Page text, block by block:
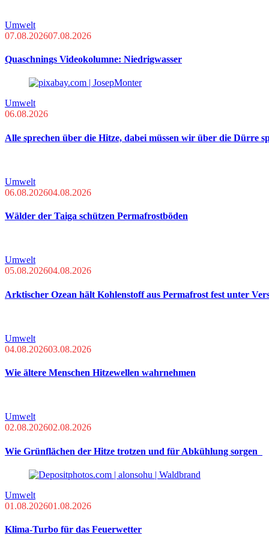
Umwelt
07.08.202607.08.2026
Quaschnings Videokolumne: Niedrigwasser
Umwelt
06.08.2026
Alle sprechen über die Hitze, dabei müssen wir über die Dürre
Umwelt
06.08.202604.08.2026
Wälder der Taiga schützen Permafrostböden
Umwelt
05.08.202604.08.2026
Arktischer Ozean hält Kohlenstoff aus Permafrost fest unter
Umwelt
04.08.202603.08.2026
Wie ältere Menschen Hitzewellen wahrnehmen
Umwelt
02.08.202602.08.2026
Wie Grünflächen der Hitze trotzen und für Abkühlung sorgen
Umwelt
01.08.202601.08.2026
Klima-Turbo für das Feuerwetter